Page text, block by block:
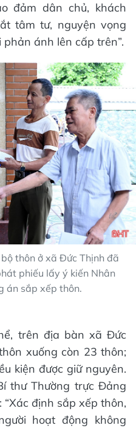
đảm dân chủ, khách
tâm tư, nguyện vọng
ánh lên cấp trên”.
thôn ở xã Đức Thịnh đã
phiếu lấy ý kiến Nhân
án sắp xếp thôn.
trên địa bàn xã Đức
xuống còn 23 thôn;
kiện được giữ nguyên.
thư Thường trực Đảng
định sắp xếp thôn,
hoạt động không